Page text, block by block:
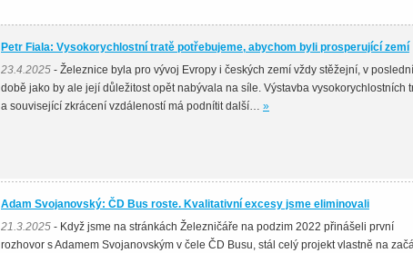
Petr Fiala: Vysokorychlostní tratě potřebujeme, abychom byli prosperující zemí
23.4.2025 - Železnice byla pro vývoj Evropy i českých zemí vždy stěžejní, v poslední
době jako by ale její důležitost opět nabývala na síle. Výstavba vysokorychlostních
a související zkrácení vzdáleností má podnítit další… »
Adam Svojanovský: ČD Bus roste. Kvalitativní excesy jsme eliminovali
21.3.2025 - Když jsme na stránkách Železničáře na podzim 2022 přinášeli první
rozhovor s Adamem Svojanovským v čele ČD Busu, stál celý projekt vlastně na